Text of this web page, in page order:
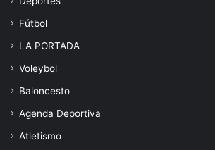
Fútbol
LA PORTADA
Voleybol
Baloncesto
Agenda Deportiva
Atletismo